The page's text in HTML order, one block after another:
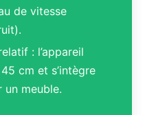
de vitesse
: l’appareil
cm et s’intègre
un meuble.